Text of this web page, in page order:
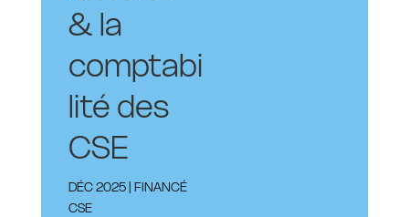
& la
comptabi
lité des
CSE
DÉC 2025| FINANCÉ
CSE